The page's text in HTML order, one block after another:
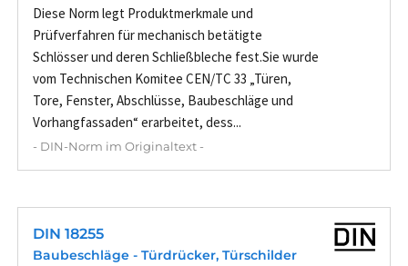
Diese Norm legt Produktmerkmale und
Prüfverfahren für mechanisch betätigte
Schlösser und deren Schließbleche fest.Sie wurde
vom Technischen Komitee CEN/TC 33 „Türen,
Tore, Fenster, Abschlüsse, Baubeschläge und
Vorhangfassaden“ erarbeitet, dess...
- DIN-Norm im Originaltext -
DIN 18255
Baubeschläge - Türdrücker, Türschilder